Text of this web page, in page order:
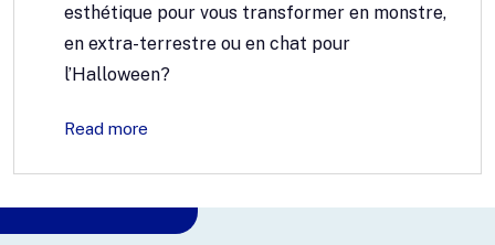
esthétique pour vous transformer en monstre,
en extra-terrestre ou en chat pour
l’Halloween?
Read more